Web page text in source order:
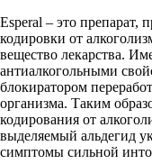
Esperal – это препарат,
кодировки от
вещество лекарства.
антиалкогольными
блокиратором
организма. Таким
кодирования от
выделяемый альдегид
симптомы сильной